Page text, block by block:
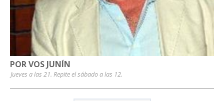
POR VOS JUNÍN
Jueves a las 21. Repite el sábado a las 12.